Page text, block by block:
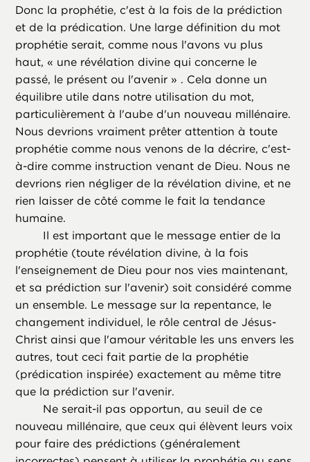
Donc la prophétie, c'est à la fois de la prédiction
et de la prédication. Une large définition du mot
prophétie serait, comme nous l'avons vu plus
haut, « une révélation divine qui concerne le
passé, le présent ou l'avenir » . Cela donne un
équilibre utile dans notre utilisation du mot,
particulièrement à l'aube d'un nouveau millénaire.
Nous devrions vraiment prêter attention à toute
prophétie comme nous venons de la décrire, c'est-
à-dire comme instruction venant de Dieu. Nous ne
devrions rien négliger de la révélation divine, et ne
rien laisser de côté comme le fait la tendance
humaine.
Il est important que le message entier de la
prophétie (toute révélation divine, à la fois
l'enseignement de Dieu pour nos vies maintenant,
et sa prédiction sur l'avenir) soit considéré comme
un ensemble. Le message sur la repentance, le
changement individuel, le rôle central de Jésus-
Christ ainsi que l'amour véritable les uns envers les
autres, tout ceci fait partie de la prophétie
(prédication inspirée) exactement au même titre
que la prédiction sur l'avenir.
Ne serait-il pas opportun, au seuil de ce
nouveau millénaire, que ceux qui élèvent leurs voix
pour faire des prédictions (généralement